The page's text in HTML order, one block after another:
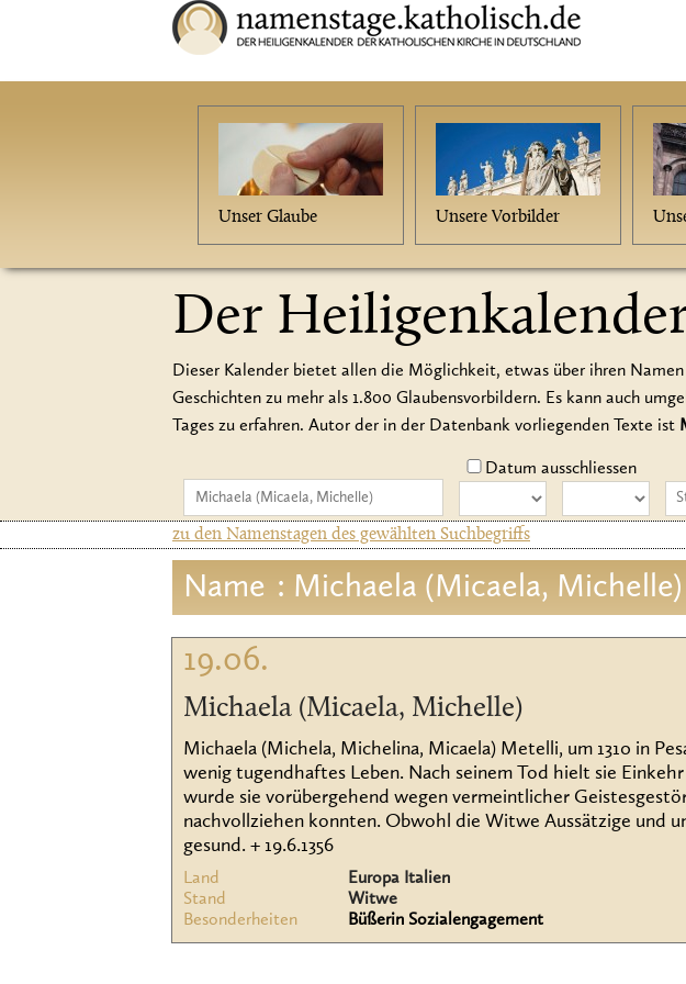
Unser Glaube Unsere Vorbilder
Der
Dieser Kalender bietet allen die Möglichkeit, etwas über ihren
Geschichten zu mehr als 1.800 Glaubensvorbildern. Es kann auch
Tages zu erfahren. Autor der in der Datenbank vorliegenden Texte ist
Datum ausschliessen
zu den Namenstagen des gewählten Suchbegriffs
Name : Michaela (Micaela, Michelle)
19.06.
Michaela (Micaela, Michelle)
Michaela (Michela, Michelina, Micaela) Metelli, um 1310 in
wenig tugendhaftes Leben. Nach seinem Tod hielt sie
wurde sie vorübergehend wegen vermeintlicher
nachvollziehen konnten. Obwohl die Witwe Aussätzige und
gesund. + 19.6.1356
Land
Europa Italien
Stand
Witwe
Besonderheiten
Büßerin Sozialengagement